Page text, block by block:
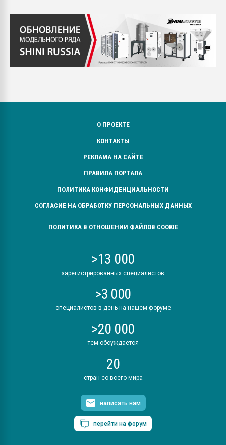
О ПРОЕКТЕ
КОНТАКТЫ
РЕКЛАМА НА САЙТЕ
ПРАВИЛА ПОРТАЛА
ПОЛИТИКА КОНФИДЕНЦИАЛЬНОСТИ
СОГЛАСИЕ НА ОБРАБОТКУ ПЕРСОНАЛЬНЫХ ДАННЫХ
ПОЛИТИКА В ОТНОШЕНИИ ФАЙЛОВ COOKIE
>13 000
зарегистрированных специалистов
>3 000
специалистов в день на нашем форуме
>20 000
тем обсуждается
20
стран со всего мира
написать нам
перейти на форум